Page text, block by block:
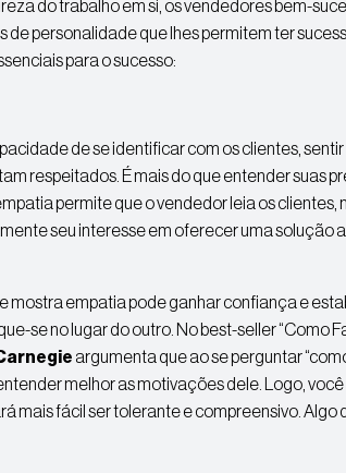
do trabalho em si, os vendedores bem-
de personalidade que lhes permitem ter
para o sucesso:
de se identificar com os clientes,
respeitados. É mais do que entender suas
permite que o vendedor leia os
seu interesse em oferecer uma solução
mostra empatia pode ganhar confiança e
se no lugar do outro. No best-seller “Como
argumenta que ao se perguntar
melhor as motivações dele. Logo,
mais fácil ser tolerante e compreensivo. Algo